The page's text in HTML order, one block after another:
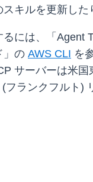
キルを更新した
には、「Agent
」の AWS CLI を
サーバーは米国
フランクフルト)